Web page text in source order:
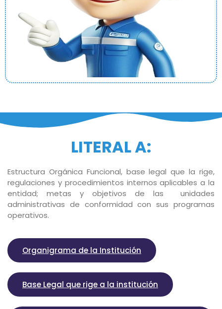
LITERAL A:
Estructura Orgánica Funcional, base legal que la rige,
regulaciones y procedimientos internos aplicables a la
entidad; metas y objetivos de las unidades
administrativas de conformidad con sus programas
operativos.
Organigrama de la Institución
Base Legal que rige a la institución